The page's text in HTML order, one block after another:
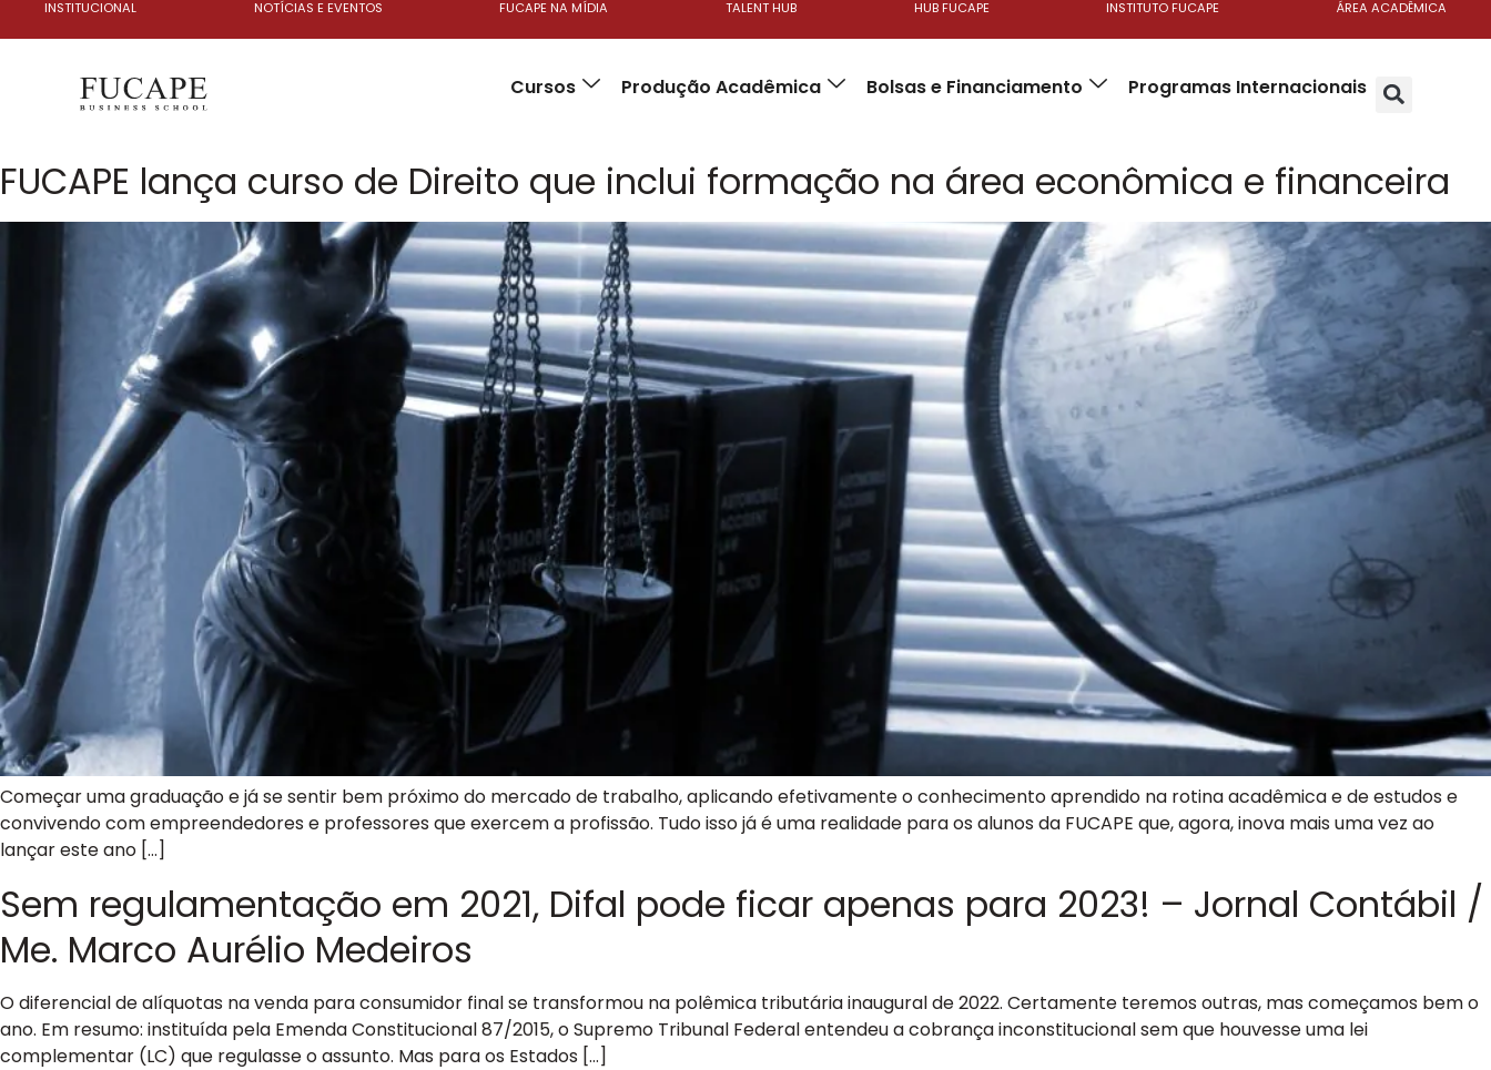
INSTITUCIONAL NOTÍCIAS E EVENTOS FUCAPE NA MÍDIA TALENT HUB HUB FUCAPE INSTITUTO FUCAPE ÁREA ACADÊMICA
Cursos Produção Acadêmica Bolsas e Financiamento Programas Internacionais
FUCAPE lança curso de Direito que inclui formação na área econômica e financeira
Começar uma graduação e já se sentir bem próximo do mercado de trabalho, aplicando efetivamente o conhecimento aprendido na rotina acadêmica e de estudos e
convivendo com empreendedores e professores que exercem a profissão. Tudo isso já é uma realidade para os alunos da FUCAPE que, agora, inova mais uma vez ao
lançar este ano […]
Sem regulamentação em 2021, Difal pode ficar apenas para 2023! – Jornal Contábil /
Me. Marco Aurélio Medeiros
O diferencial de alíquotas na venda para consumidor final se transformou na polêmica tributária inaugural de 2022. Certamente teremos outras, mas começamos bem o
ano. Em resumo: instituída pela Emenda Constitucional 87/2015, o Supremo Tribunal Federal entendeu a cobrança inconstitucional sem que houvesse uma lei
complementar (LC) que regulasse o assunto. Mas para os Estados […]